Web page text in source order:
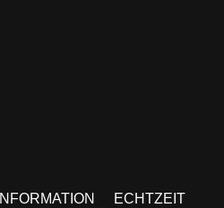
INFORMATION ECHTZEIT